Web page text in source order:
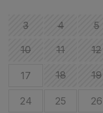
3
4 5
10
11 12
17 18 19
24 25 26